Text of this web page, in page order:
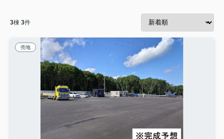
3棟 3件
売地